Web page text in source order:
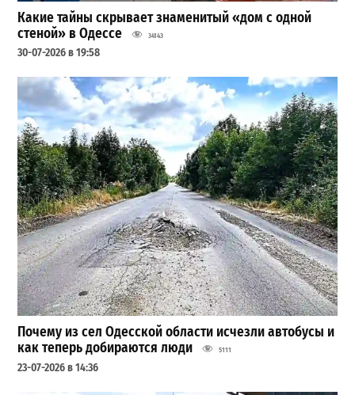
Какие тайны скрывает знаменитый «дом с одной
стеной» в Одессе
34143
30-07-2026 в 19:58
Почему из сел Одесской области исчезли автобусы и
как теперь добираются люди
5111
23-07-2026 в 14:36